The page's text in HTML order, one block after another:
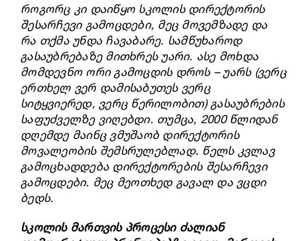
როგორც კი დაიწყო სკოლის დირექტორის
შესარჩევი გამოცდები, მეც მოვემზადე და
რა თქმა უნდა ჩავაბარე. სამწუხაროდ
გასაუბრებაზე მითხრეს უარი. ასე მოხდა
მომდევნო ორი გამოცდის დროს – უარს (ვერც
ერთხელ ვერ დამისაბუთეს ვერც
სიტყვიერედ, ვერც წერილობით) გასაუბრების
საფუძველზე ვიღებდი. თუმცა, 2000 წლიდან
დღემდე მაინც ვმუშაობ დირექტორის
მოვალეობის შემსრულებლად. წელს კვლავ
გამოცხადდება დირექტორების შესარჩევი
გამოცდები. მეც მეოთხედ გავალ და ვცდი
ბედს.
სკოლის მართვის პროცესი ძალიან